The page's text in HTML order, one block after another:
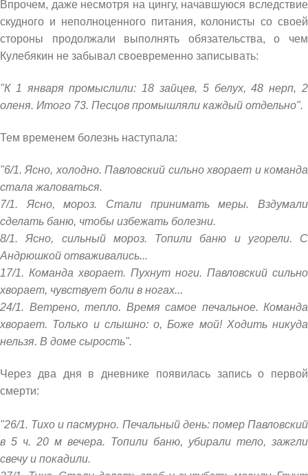
Впрочем, даже несмотря на цингу, начавшуюся вследствие
скудного и неполноценного питания, колонисты со своей
стороны продолжали выполнять обязательства, о чем
Кулебякин не забывал своевременно записывать:
"К 1 января промыслили: 18 зайцев, 5 белух, 48 нерп, 2
оленя. Итого 73. Песцов промышляли каждый отдельно".
Тем временем болезнь наступала:
"6/1. Ясно, холодно. Павловский сильно хворает и команда
стала жаловаться.
7/1. Ясно, мороз. Стали принимать меры. Вздумали
сделать баню, чтобы избежать болезни.
8/1. Ясно, сильный мороз. Топили баню и угорели. С
Андрюшкой отваживались...
17/1. Команда хворает. Пухнут ноги. Павловский сильно
хворает, чувствует боли в ногах...
24/1. Ветрено, тепло. Время самое печальное. Команда
хворает. Только и слышно: о, Боже мой! Ходить никуда
нельзя. В доме сырость".
Через два дня в дневнике появилась запись о первой
смерти:
"26/1. Тихо и пасмурно. Печальный день: помер Павловский
в 5 ч. 20 м вечера. Топили баню, убирали тело, зажгли
свечу и покадили.